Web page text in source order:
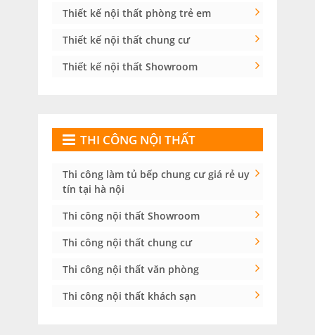
Thiết kế nội thất phòng trẻ em
Thiết kế nội thất chung cư
Thiết kế nội thất Showroom
THI CÔNG NỘI THẤT
Thi công làm tủ bếp chung cư giá rẻ uy
tín tại hà nội
Thi công nội thất Showroom
Thi công nội thất chung cư
Thi công nội thất văn phòng
Thi công nội thất khách sạn